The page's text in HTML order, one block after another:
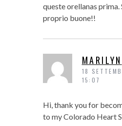
queste orellanas prima.
proprio buone!!
MARILYN
18
15:07
Hi, thank you for
to my Colorado Heart